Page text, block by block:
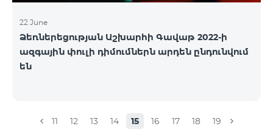
22 June
Ձեռներեցության Աշխարհի Գավաթ 2022-ի
ազգային փուլի դիմումներն արդեն ընդունվում
են
11 12 13 14 15 16 17 18 19